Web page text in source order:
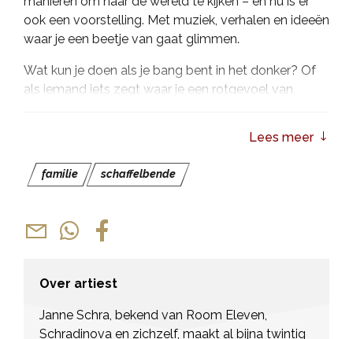
ook een voorstelling. Met muziek, verhalen en ideeën
waar je een beetje van gaat glimmen.
Wat kun je doen als je bang bent in het donker? Of
als iemand iets zegt waar je een rotgevoel van
gieren? Janne heeft verrassende oplossingen: voor
kinderen, oma’s, dromers en iedereen daar tussenin.
vrolijke liedjes, gekke gedachten en kleine
bijvoorbeeld dat kleuren ook moeten slapen!
Lees meer
familie schaffelbende
Over artiest
Janne Schra, bekend van Room Eleven,
Schradinova en zichzelf, maakt al bijna twintig